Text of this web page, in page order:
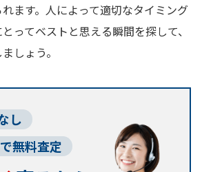
ます。人によって適切なタイミング
ってベストと思える瞬間を探して、
しょう。
し
無料査定